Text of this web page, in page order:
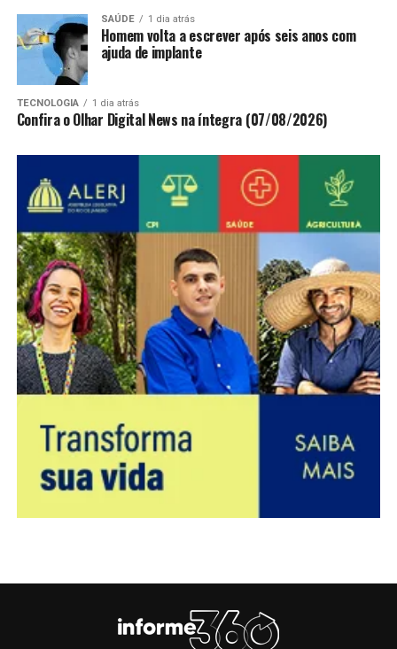
SAÚDE 1 dia atrás
Homem volta a escrever após seis anos com
ajuda de implante
TECNOLOGIA 1 dia atrás
Confira o Olhar Digital News na íntegra (07/08/2026)